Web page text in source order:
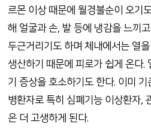
르몬 이상 때문에 월경불순이 오기
해 얼굴과 손, 발 등에 냉감을 느끼
두근거리기도 하며 체내에서는 열
생산하기 때문에 피로가 쉽게 온다.
기 증상을 호소하기도 한다. 이미
병환자로 특히 심폐기능 이상환자,
은 더 고생하게 된다.